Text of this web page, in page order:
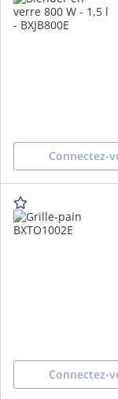
Connectez-
Connectez-